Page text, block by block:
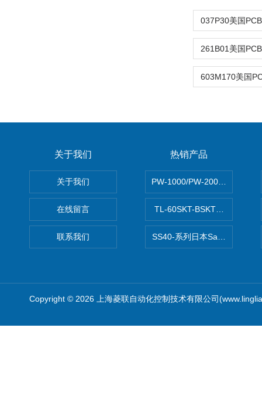
关于我们
关于我们
在线留言
联系我们
热销产品
PW-1000/PW-
TL-60SKT-BSKTC张力控制器
SS40-系列日本Sawamura泽
Copyright © 2026 上海菱联自动化控制技术有限公司